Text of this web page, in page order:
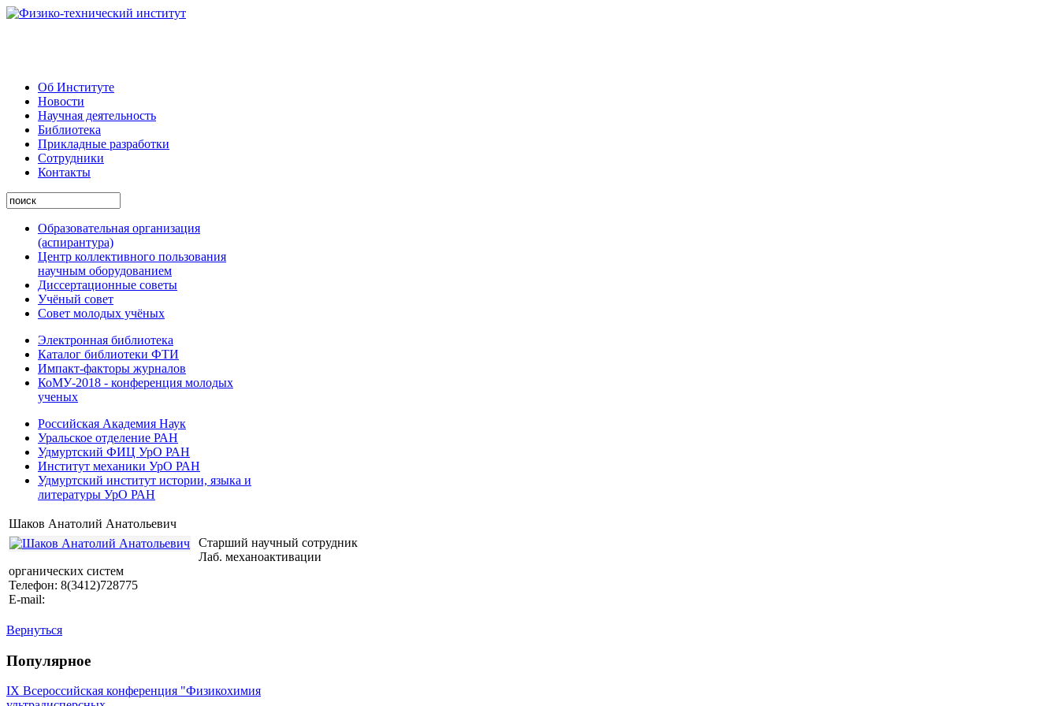
Об Институте
Новости
Научная деятельность
Библиотека
Прикладные разработки
Сотрудники
Контакты
Образовательная организация
(аспирантура)
Центр коллективного пользования
научным оборудованием
Диссертационные советы
Учёный совет
Совет молодых учёных
Электронная библиотека
Каталог библиотеки ФТИ
Импакт-факторы журналов
КоМУ-2018 - конференция молодых
ученых
Российская Академия Наук
Уральское отделение РАН
Удмуртский ФИЦ УрО РАН
Институт механики УрО РАН
Удмуртский институт истории, языка и
литературы УрО РАН
Шаков Анатолий Анатольевич
Старший научный сотрудник
Лаб. механоактивации
органических систем
Телефон: 8(3412)728775
E-mail:
Вернуться
Популярное
IX Всероссийская конференция "Физикохимия